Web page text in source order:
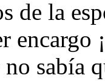
de la
encargo
sabía